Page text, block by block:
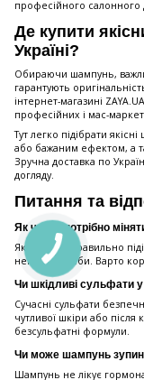
професійного салонного
Де купити
Україні?
Обираючи шампунь,
гарантують
інтернет-магазині
професійних і мас-
Тут легко підібрати
або бажаним ефектом, а
Зручна доставка по
догляду.
Питання та
Як часто потрібно
Якщо засіб правильно
немає потреби. Варто
Чи шкідливі сульфати у
Сучасні сульфати
чутливої шкіри або
безсульфатні формули.
Чи може шампунь
Шампунь не лікує